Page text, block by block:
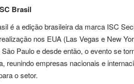
Brasil
é a edição brasileira da marca ISC
nos EUA (Las Vegas e New
Paulo e desde então, o evento se
reunindo empresas nacionais e
o setor.